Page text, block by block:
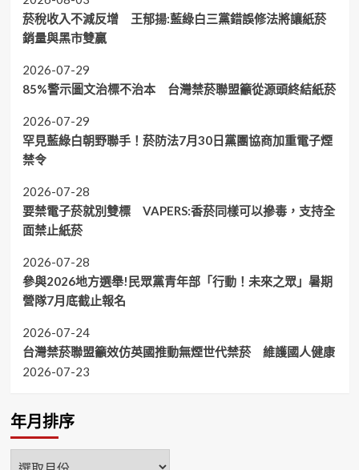
菸稅收入不減反增 王郁揚:藍綠白三黨錯誤修法將讓紙菸
銷量與黑市雙贏
2026-07-29
85%警示圖文治標不治本 台灣禁菸聯盟籲從源頭終結紙菸
2026-07-29
罕見藍綠白朝野聯手！菸防法7月30日黨團協商加重電子煙
禁令
2026-07-28
要禁電子菸就別雙標 VAPERS:香菸同樣可以摻毒，支持全
面禁止紙菸
2026-07-28
參與2026地方選舉!民眾黨青年部「行動！未來之眾」暑期
營隊7月底截止報名
2026-07-24
台灣禁菸聯盟籲效仿英國推動無煙世代禁菸 維護國人健康
2026-07-23
年月排序
年